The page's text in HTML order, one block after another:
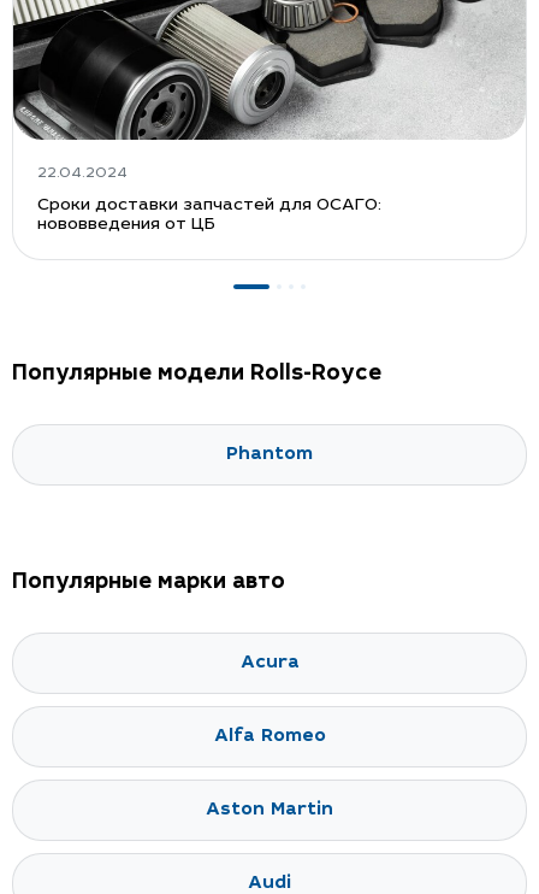
22.04.2024
Сроки доставки запчастей для ОСАГО:
нововведения от ЦБ
Популярные модели Rolls-Royce
Phantom
Популярные марки авто
Acura
Alfa Romeo
Aston Martin
Audi